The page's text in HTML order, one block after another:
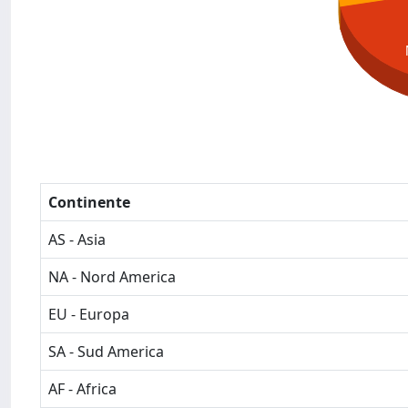
Continente
AS - Asia
NA - Nord America
EU - Europa
SA - Sud America
AF - Africa